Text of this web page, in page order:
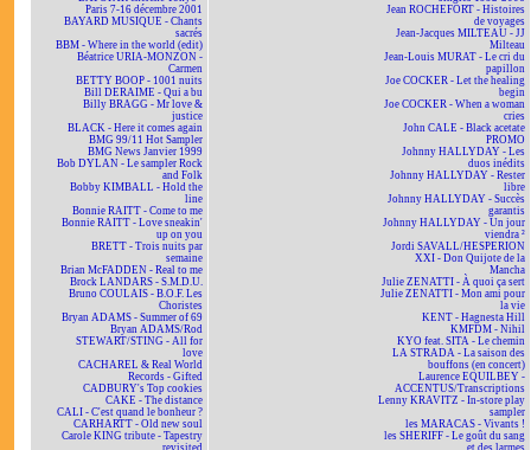
Paris 7-16 décembre 2001
BAYARD MUSIQUE - Chants
sacrés
BBM - Where in the world (edit)
Béatrice URIA-MONZON -
Carmen
BETTY BOOP - 1001 nuits
Bill DERAIME - Qui a bu
Billy BRAGG - Mr love &
justice
BLACK - Here it comes again
BMG 99/11 Hot Sampler
BMG News Janvier 1999
Bob DYLAN - Le sampler Rock
and Folk
Bobby KIMBALL - Hold the
line
Bonnie RAITT - Come to me
Bonnie RAITT - Love sneakin'
up on you
BRETT - Trois nuits par
semaine
Brian McFADDEN - Real to me
Brock LANDARS - S.M.D.U.
Bruno COULAIS - B.O.F. Les
Choristes
Bryan ADAMS - Summer of 69
Bryan ADAMS/Rod
STEWART/STING - All for
love
CACHAREL & Real World
Records - Gifted
CADBURY's Top cookies
CAKE - The distance
CALI - C'est quand le bonheur ?
CARHARTT - Old new soul
Carole KING tribute - Tapestry
revisited
Jean ROCHEFORT - Histoires
de voyages
Jean-Jacques MILTEAU - JJ
Milteau
Jean-Louis MURAT - Le cri du
papillon
Joe COCKER - Let the healing
begin
Joe COCKER - When a woman
cries
John CALE - Black acetate
PROMO
Johnny HALLYDAY - Les
duos inédits
Johnny HALLYDAY - Rester
libre
Johnny HALLYDAY - Succès
garantis
Johnny HALLYDAY - Un jour
viendra ²
Jordi SAVALL/HESPERION
XXI - Don Quijote de la
Mancha
Julie ZENATTI - À quoi ça sert
Julie ZENATTI - Mon ami pour
la vie
KENT - Hagnesta Hill
KMFDM - Nihil
KYO feat. SITA - Le chemin
LA STRADA - La saison des
bouffons (en concert)
Laurence EQUILBEY -
ACCENTUS/Transcriptions
Lenny KRAVITZ - In-store play
sampler
les MARACAS - Vivants !
les SHERIFF - Le goût du sang
et des larmes